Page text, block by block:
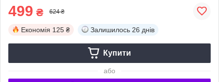
499 ₴ 624 ₴
Економія 125 ₴ Залишилось 26 днів
Купити
або